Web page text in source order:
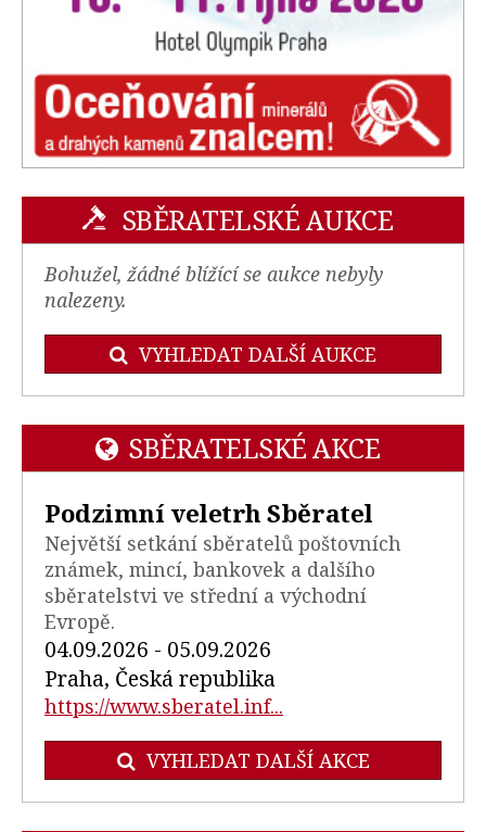
SBĚRATELSKÉ AUKCE
Bohužel, žádné blížící se aukce nebyly
nalezeny.
VYHLEDAT DALŠÍ AUKCE
SBĚRATELSKÉ AKCE
Podzimní veletrh Sběratel
Největší setkání sběratelů poštovních
známek, mincí, bankovek a dalšího
sběratelstvi ve střední a východní
Evropě.
04.09.2026 - 05.09.2026
Praha, Česká republika
https://www.sberatel.inf...
VYHLEDAT DALŠÍ AKCE